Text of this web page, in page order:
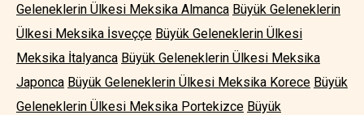
Geleneklerin Ülkesi Meksika Almanca Büyük Geleneklerin
Ülkesi Meksika İsveççe Büyük Geleneklerin Ülkesi
Meksika İtalyanca Büyük Geleneklerin Ülkesi Meksika
Japonca Büyük Geleneklerin Ülkesi Meksika Korece Büyük
Geleneklerin Ülkesi Meksika Portekizce Büyük